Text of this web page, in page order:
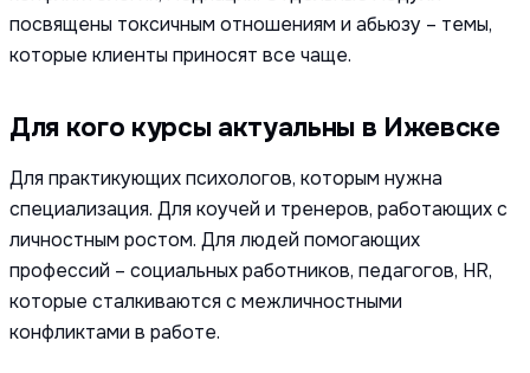
посвящены токсичным отношениям и абьюзу – темы,
которые клиенты приносят все чаще.
Для кого курсы актуальны в Ижевске
Для практикующих психологов, которым нужна
специализация. Для коучей и тренеров, работающих с
личностным ростом. Для людей помогающих
профессий – социальных работников, педагогов, HR,
которые сталкиваются с межличностными
конфликтами в работе.